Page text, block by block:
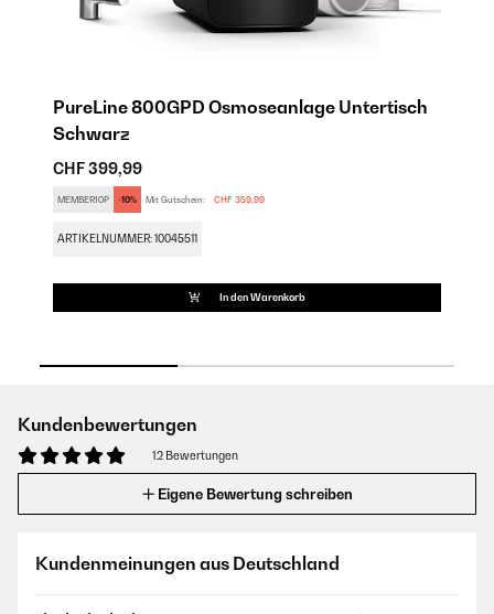
PureLine 800GPD Osmoseanlage​ Untertisch
Schwarz
CHF 399,99
MEMBER10P -10% Mit Gutschein: CHF 359,99
ARTIKELNUMMER: 10045511
In den Warenkorb
Kundenbewertungen
12 Bewertungen
Eigene Bewertung schreiben
Kundenmeinungen aus Deutschland